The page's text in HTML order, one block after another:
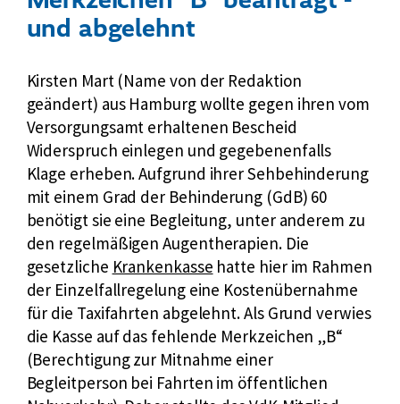
und abgelehnt
Kirsten Mart (Name von der Redaktion
geändert) aus Hamburg wollte gegen ihren vom
Versorgungsamt erhaltenen Bescheid
Widerspruch einlegen und gegebenenfalls
Klage erheben. Aufgrund ihrer Sehbehinderung
mit einem Grad der Behinderung (GdB) 60
benötigt sie eine Begleitung, unter anderem zu
den regelmäßigen Augentherapien. Die
gesetzliche Krankenkasse hatte hier im Rahmen
der Einzelfallregelung eine Kostenübernahme
für die Taxifahrten abgelehnt. Als Grund verwies
die Kasse auf das fehlende Merkzeichen „B“
(Berechtigung zur Mitnahme einer
Begleitperson bei Fahrten im öffentlichen